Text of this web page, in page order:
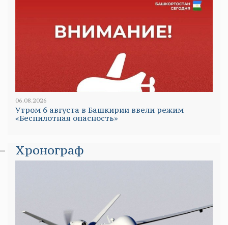
06.08.2026
Утром 6 августа в Башкирии ввели режим
«Беспилотная опасность»
Хронограф